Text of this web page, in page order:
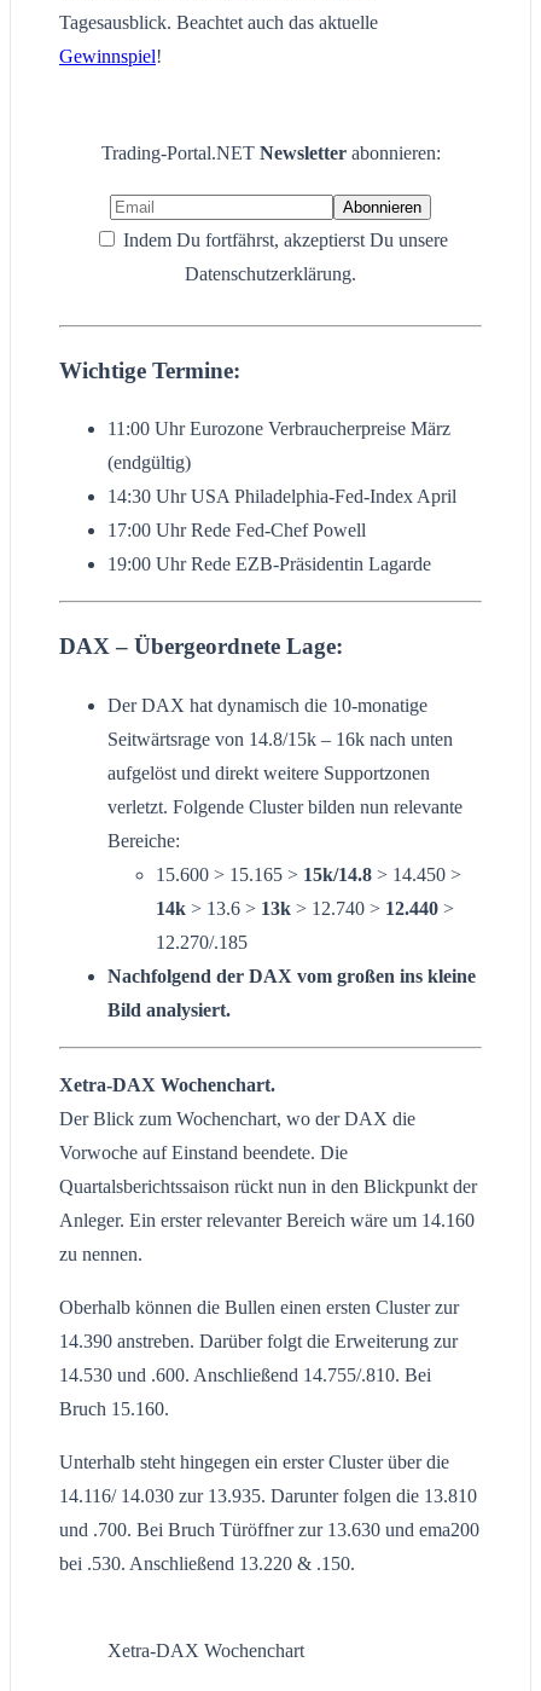
Tagesausblick. Beachtet auch das aktuelle
Gewinnspiel!
Trading-Portal.NET Newsletter abonnieren:
Indem Du fortfährst, akzeptierst Du unsere
Datenschutzerklärung.
Wichtige Termine:
11:00 Uhr Eurozone Verbraucherpreise März
(endgültig)
14:30 Uhr USA Philadelphia-Fed-Index April
17:00 Uhr Rede Fed-Chef Powell
19:00 Uhr Rede EZB-Präsidentin Lagarde
DAX – Übergeordnete Lage:
Der DAX hat dynamisch die 10-monatige
Seitwärtsrage von 14.8/15k – 16k nach unten
aufgelöst und direkt weitere Supportzonen
verletzt. Folgende Cluster bilden nun relevante
Bereiche:
15.600 > 15.165 > 15k/14.8 > 14.450 >
14k > 13.6 > 13k > 12.740 > 12.440 >
12.270/.185
Nachfolgend der DAX vom großen ins kleine
Bild analysiert.
Xetra-DAX Wochenchart.
Der Blick zum Wochenchart, wo der DAX die
Vorwoche auf Einstand beendete. Die
Quartalsberichtssaison rückt nun in den Blickpunkt der
Anleger. Ein erster relevanter Bereich wäre um 14.160
zu nennen.
Oberhalb können die Bullen einen ersten Cluster zur
14.390 anstreben. Darüber folgt die Erweiterung zur
14.530 und .600. Anschließend 14.755/.810. Bei
Bruch 15.160.
Unterhalb steht hingegen ein erster Cluster über die
14.116/ 14.030 zur 13.935. Darunter folgen die 13.810
und .700. Bei Bruch Türöffner zur 13.630 und ema200
bei .530. Anschließend 13.220 & .150.
Xetra-DAX Wochenchart